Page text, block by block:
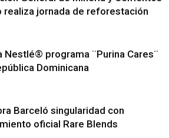
realiza jornada de reforestación
Nestlé® programa ¨Purina Cares¨
Dominicana
Barceló singularidad con
oficial Rare Blends